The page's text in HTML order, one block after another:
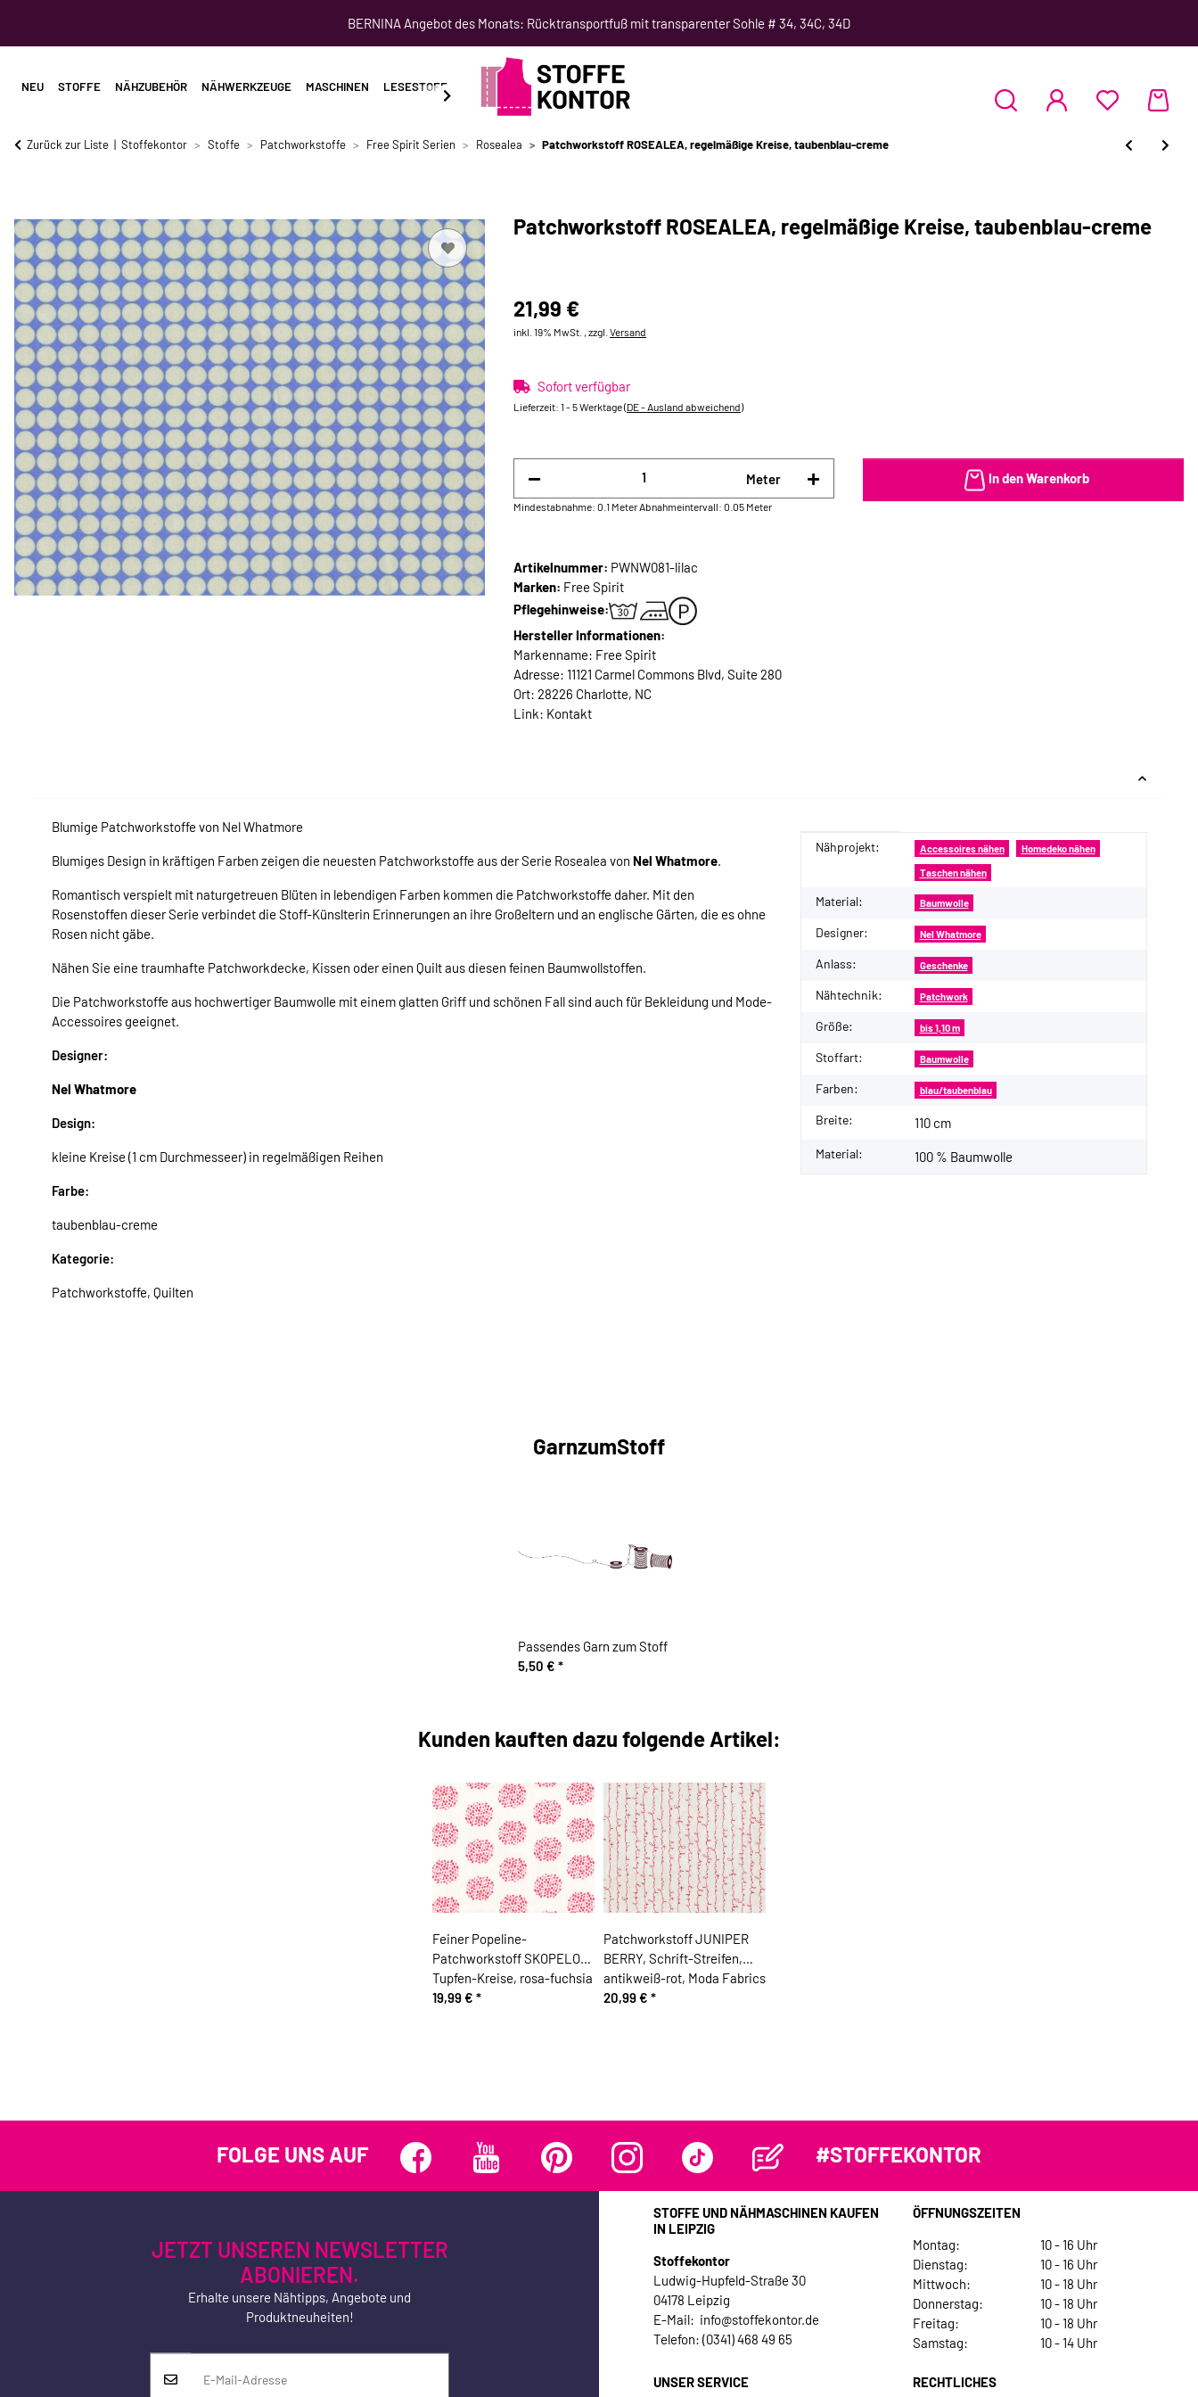
BERNINA Angebot des Monats: Rücktransportfuß mit transparenter Sohle # 34, 34C, 34D
NEU STOFFE NÄHZUBEHÖR NÄHWERKZEUGE MASCHINEN LESESTOFF SCHNITTMUSTER NÄHKURSE
Zurück zur Liste Stoffekontor Stoffe Patchworkstoffe Free Spirit Serien Rosealea Patchworkstoff ROSEALEA, regelmäßige Kreise, taubenblau-creme
Patchworkstoff ROSEALEA, regelmäßige Kreise, taubenblau-creme
21,99 €
inkl. 19% MwSt. , zzgl. Versand
Sofort verfügbar
Lieferzeit: 1 - 5 Werktage(DE - Ausland abweichend)
Meter
Mindestabnahme: 0.1 MeterAbnahmeintervall: 0.05 Meter
In den Warenkorb
Artikelnummer: PWNW081-lilac
Marken: Free Spirit
Pflegehinweise:
Hersteller Informationen:
Markenname: Free Spirit
Adresse: 11121 Carmel Commons Blvd, Suite 280
Ort: 28226 Charlotte, NC
Link: Kontakt
Blumige Patchworkstoffe von Nel Whatmore
Blumiges Design in kräftigen Farben zeigen die neuesten Patchworkstoffe aus der Serie Rosealea von Nel Whatmore.
Romantisch verspielt mit naturgetreuen Blüten in lebendigen Farben kommen die Patchworkstoffe daher. Mit den
Rosenstoffen dieser Serie verbindet die Stoff-Künslterin Erinnerungen an ihre Großeltern und an englische Gärten, die es ohne
Rosen nicht gäbe.
Nähen Sie eine traumhafte Patchworkdecke, Kissen oder einen Quilt aus diesen feinen Baumwollstoffen.
Die Patchworkstoffe aus hochwertiger Baumwolle mit einem glatten Griff und schönen Fall sind auch für Bekleidung und Mode-
Accessoires geeignet.
Designer:
Nel Whatmore
Design:
kleine Kreise (1 cm Durchmesseer) in regelmäßigen Reihen
Farbe:
taubenblau-creme
Kategorie:
Patchworkstoffe, Quilten
Produkteigenschaft
Wert
Nähprojekt: Accessoires nähen Homedeko nähen
Taschen nähen
Material: Baumwolle
Designer: Nel Whatmore
Anlass: Geschenke
Nähtechnik: Patchwork
Größe: bis 1,10 m
Stoffart: Baumwolle
Farben: blau/taubenblau
Breite: 110 cm
Material: 100 % Baumwolle
GarnzumStoff
Passendes Garn zum Stoff
5,50 € *
Kunden kauften dazu folgende Artikel:
Feiner Popeline-
Patchworkstoff SKOPELOS,
Tupfen-Kreise, rosa-fuchsia
19,99 € *
Patchworkstoff JUNIPER
BERRY, Schrift-Streifen,
antikweiß-rot, Moda Fabrics
20,99 € *
FOLGE UNS AUF #STOFFEKONTOR
JETZT UNSEREN NEWSLETTER
ABONIEREN.
Erhalte unsere Nähtipps, Angebote und
Produktneuheiten!
STOFFE UND NÄHMASCHINEN KAUFEN
IN LEIPZIG
Stoffekontor
Ludwig-Hupfeld-Straße 30
04178 Leipzig
E-Mail: info@stoffekontor.de
Telefon: (0341) 468 49 65
ÖFFNUNGSZEITEN
Montag:
10 - 16 Uhr
Dienstag:
10 - 16 Uhr
Mittwoch:
10 - 18 Uhr
Donnerstag:
10 - 18 Uhr
Freitag:
10 - 18 Uhr
Samstag:
10 - 14 Uhr
UNSER SERVICE RECHTLICHES